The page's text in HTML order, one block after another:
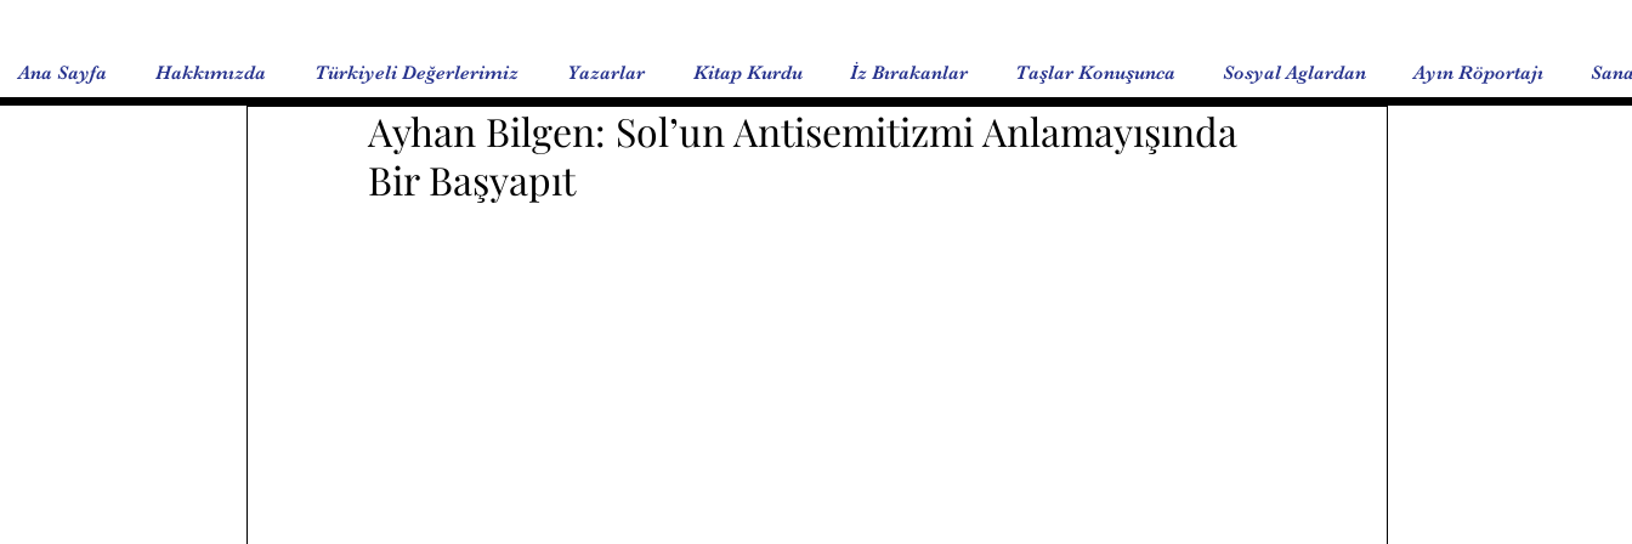
Ana Sayfa Hakkımızda Türkiyeli Değerlerimiz Yazarlar Kitap Kurdu İz Bırakanlar Taşlar Konuşunca Sosyal Aglardan Ayın Röportajı
Ayhan Bilgen: Sol’un Antisemitizmi Anlamayışında
Bir Başyapıt